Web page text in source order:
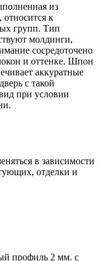
из
к
групп. Тип
молдинги,
сосредоточено
и оттенке. Шпон
аккуратные
с такой
при условии
в зависимости
отделки и
профиль 2 мм. с